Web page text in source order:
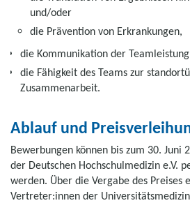
und/oder
die Prävention von Erkrankungen,
die Kommunikation der
die Fähigkeit des Teams zur
Zusammenarbeit.
Ablauf und
Bewerbungen können bis zum 30. Juni
der Deutschen Hochschulmedizin e.V.
werden. Über die Vergabe des Preises
Vertreter:innen der